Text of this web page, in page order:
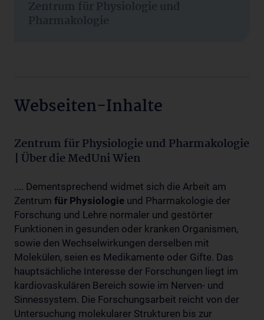
Zentrum für Physiologie und
Pharmakologie
Webseiten-Inhalte
Zentrum für Physiologie und Pharmakologie
| Über die MedUni Wien
.... Dementsprechend widmet sich die Arbeit am
Zentrum für Physiologie und Pharmakologie der
Forschung und Lehre normaler und gestörter
Funktionen in gesunden oder kranken Organismen,
sowie den Wechselwirkungen derselben mit
Molekülen, seien es Medikamente oder Gifte. Das
hauptsächliche Interesse der Forschungen liegt im
kardiovaskulären Bereich sowie im Nerven- und
Sinnessystem. Die Forschungsarbeit reicht von der
Untersuchung molekularer Strukturen bis zur